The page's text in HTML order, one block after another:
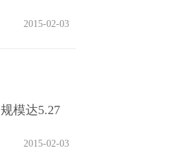
2015-02-03
模达5.27
2015-02-03